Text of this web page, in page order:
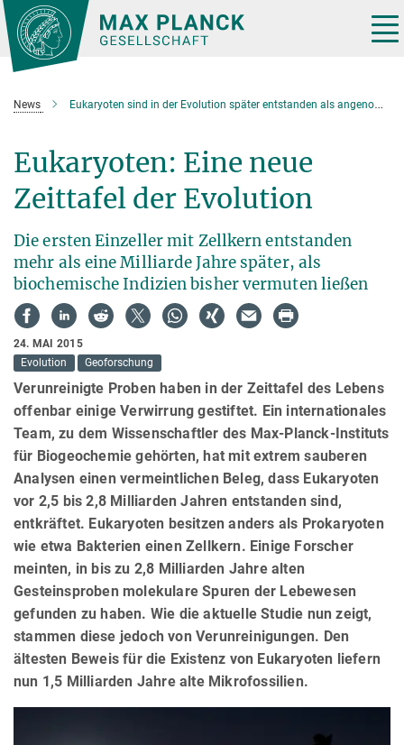
Hauptinhalt
News Eukaryoten sind in der Evolution später entstanden als angenommen
Eukaryoten: Eine neue
Zeittafel der Evolution
Die ersten Einzeller mit Zellkern entstanden
mehr als eine Milliarde Jahre später, als
biochemische Indizien bisher vermuten ließen
24. MAI 2015
Evolution
Geoforschung
Verunreinigte Proben haben in der Zeittafel des Lebens
offenbar einige Verwirrung gestiftet. Ein internationales
Team, zu dem Wissenschaftler des Max-Planck-Instituts
für Biogeochemie gehörten, hat mit extrem sauberen
Analysen einen vermeintlichen Beleg, dass Eukaryoten
vor 2,5 bis 2,8 Milliarden Jahren entstanden sind,
entkräftet. Eukaryoten besitzen anders als Prokaryoten
wie etwa Bakterien einen Zellkern. Einige Forscher
meinten, in bis zu 2,8 Milliarden Jahre alten
Gesteinsproben molekulare Spuren der Lebewesen
gefunden zu haben. Wie die aktuelle Studie nun zeigt,
stammen diese jedoch von Verunreinigungen. Den
ältesten Beweis für die Existenz von Eukaryoten liefern
nun 1,5 Milliarden Jahre alte Mikrofossilien.